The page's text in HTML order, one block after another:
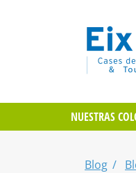
NUESTRAS
Blog